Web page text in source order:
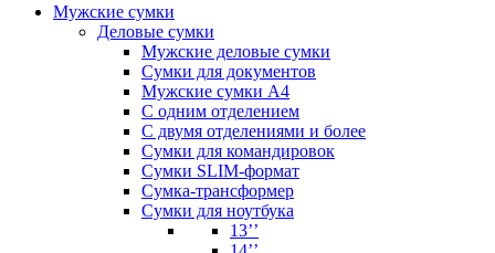
Мужские сумки
Деловые сумки
Мужские деловые сумки
Сумки для документов
Мужские сумки А4
С одним отделением
С двумя отделениями и более
Сумки для командировок
Сумки SLIM-формат
Сумка-трансформер
Сумки для ноутбука
13’’